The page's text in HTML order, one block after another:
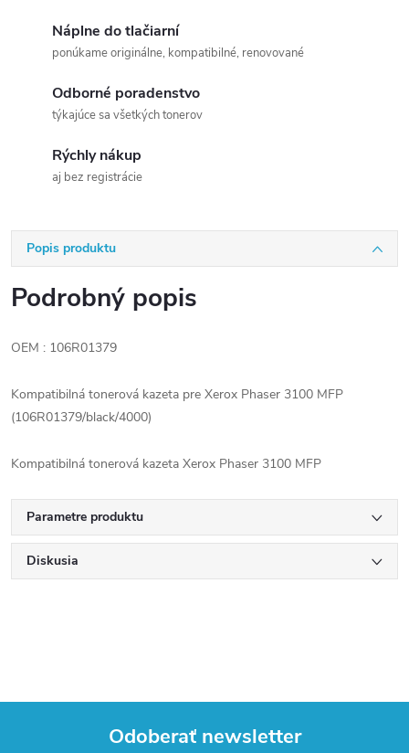
Náplne do tlačiarní
ponúkame originálne, kompatibilné, renovované
Odborné poradenstvo
týkajúce sa všetkých tonerov
Rýchly nákup
aj bez registrácie
Popis produktu
Podrobný popis
OEM : 106R01379
Kompatibilná tonerová kazeta pre Xerox Phaser 3100 MFP
(106R01379/black/4000)
Kompatibilná tonerová kazeta Xerox Phaser 3100 MFP
Parametre produktu
Diskusia
Odoberať newsletter